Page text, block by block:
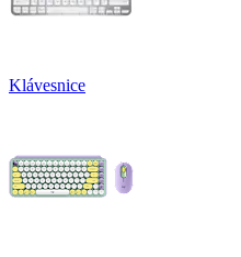
Klávesnice